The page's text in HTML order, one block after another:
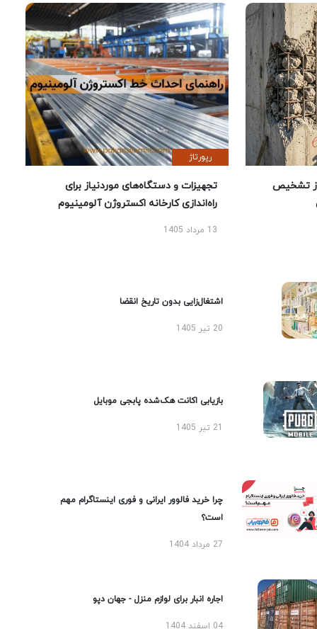
تشخیص
رپورتاژ
تجهیزات و دستگاه‌های موردنیاز برای
راه‌اندازی کارخانه اکستروژن آلومینیوم
13 مرداد 1405
اشتغال‌زایی بدون تاریخ انقضا
20 تیر 1405
بازیابی اکانت هک‌شده پابجی موبایل
چرا خرید فالوور ایرانی و فوری اینستاگرام مهم
است؟
27 مرداد 1404
اجاره انبار برای لوازم منزل - جهان دپو
04 اسفند 1404